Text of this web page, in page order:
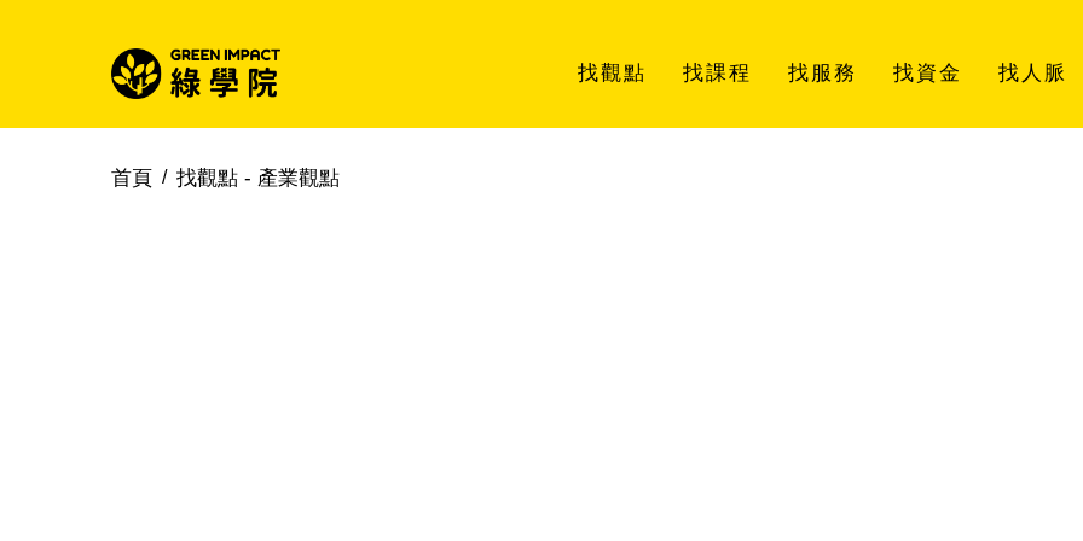
找觀點 找課程 找服務 找資金 找人脈
首頁 找觀點 - 產業觀點